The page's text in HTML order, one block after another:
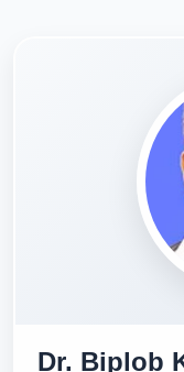
Dr. Biplob